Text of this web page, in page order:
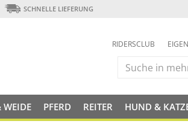
SCHNELLE LIEFERUNG
RIDERSCLUB
WEIDE PFERD REITER HUND &